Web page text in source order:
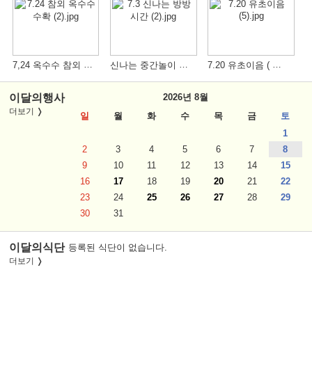
7,24 옥수수 참외 수확 신나는 중간놀이 시간 (방방) 7.20 유초이음 ( 물놀이)
이달의행사
더보기
2026년 8월
일
월 화 수 목 금
토
1
2
3 4 5 6 7
8
9
10 11 12 13 14
15
16
17 18 19 20 21
22
23
24 25 26 27 28
29
30
31
이달의식단
더보기
등록된 식단이 없습니다.